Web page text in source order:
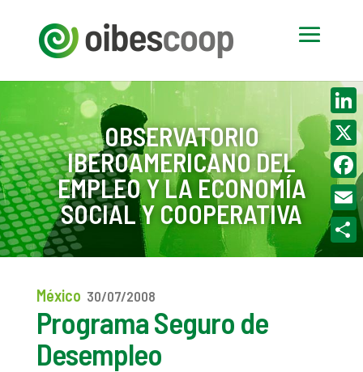
OBSERVATORIO
IBEROAMERICANO DEL
EMPLEO Y LA ECONOMÍA
SOCIAL Y COOPERATIVA
México 30/07/2008
Programa Seguro de
Desempleo
X
Email